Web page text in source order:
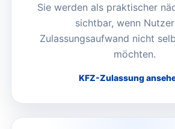
Sie werden als praktischer
sichtbar, wenn
Zulassungsaufwand nicht
möchten.
KFZ-Zulassung